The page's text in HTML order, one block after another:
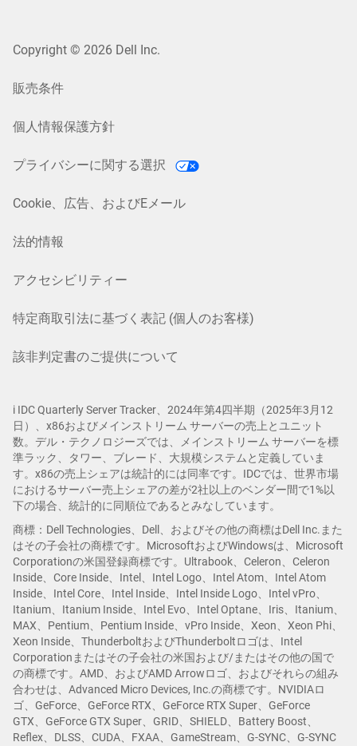
Copyright © 2026 Dell Inc.
販売条件
個人情報保護方針
プライバシーに関する選択
Cookie、広告、およびEメール
法的情報
アクセシビリティー
特定商取引法に基づく表記 (個人のお客様)
該非判定書のご提供について
i IDC Quarterly Server Tracker、2024年第4四半期（2025年3月12
日）、x86およびメインストリーム サーバーの売上とユニット
数。デル・テクノロジーズでは、メインストリーム サーバーを標
準ラック、タワー、ブレード、大規模システムと定義していま
す。x86の売上シェアは統計的には同率です。IDCでは、世界市場
におけるサーバー売上シェアの差が2社以上のベンダー間で1%以
下の場合、統計的に同順位であるとみなしています。
商標：Dell Technologies、Dell、およびその他の商標はDell Inc.また
はその子会社の商標です。MicrosoftおよびWindowsは、Microsoft
Corporationの米国登録商標です。Ultrabook、Celeron、Celeron
Inside、Core Inside、Intel、Intel Logo、Intel Atom、Intel Atom
Inside、Intel Core、Intel Inside、Intel Inside Logo、Intel vPro、
Itanium、Itanium Inside、Intel Evo、Intel Optane、Iris、Itanium、
MAX、Pentium、Pentium Inside、vPro Inside、Xeon、Xeon Phi、
Xeon Inside、ThunderboltおよびThunderboltロゴは、Intel
Corporationまたはその子会社の米国および/またはその他の国で
の商標です。AMD、およびAMD Arrowロゴ、およびそれらの組み
合わせは、Advanced Micro Devices, Inc.の商標です。NVIDIAロ
ゴ、GeForce、GeForce RTX、GeForce RTX Super、GeForce
GTX、GeForce GTX Super、GRID、SHIELD、Battery Boost、
Reflex、DLSS、CUDA、FXAA、GameStream、G-SYNC、G-SYNC